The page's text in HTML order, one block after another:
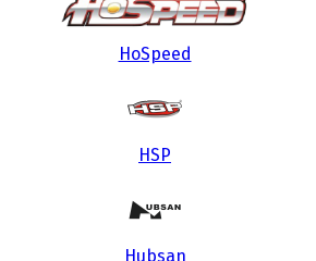
HoSpeed
HSP
Hubsan